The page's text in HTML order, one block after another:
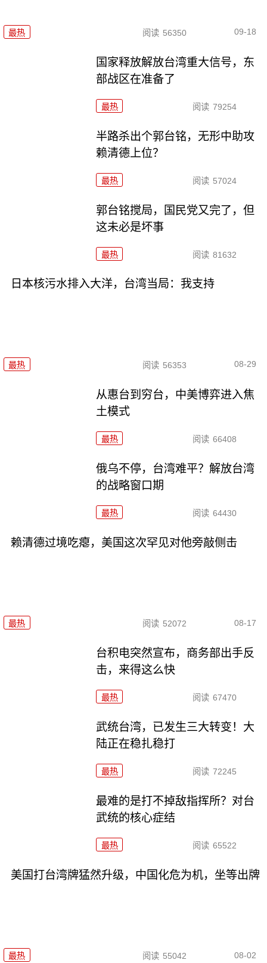
最热 阅读 56350 09-18
国家释放解放台湾重大信号，东
部战区在准备了
最热 阅读 79254
半路杀出个郭台铭，无形中助攻
赖清德上位？
最热 阅读 57024
郭台铭搅局，国民党又完了，但
这未必是坏事
最热 阅读 81632
日本核污水排入大洋，台湾当局：我支持
最热 阅读 56353 08-29
从惠台到穷台，中美博弈进入焦
土模式
最热 阅读 66408
俄乌不停，台湾难平？解放台湾
的战略窗口期
最热 阅读 64430
赖清德过境吃瘪，美国这次罕见对他旁敲侧击
最热 阅读 52072 08-17
台积电突然宣布，商务部出手反
击，来得这么快
最热 阅读 67470
武统台湾，已发生三大转变！大
陆正在稳扎稳打
最热 阅读 72245
最难的是打不掉敌指挥所？对台
武统的核心症结
最热 阅读 65522
美国打台湾牌猛然升级，中国化危为机，坐等出牌
最热 阅读 55042 08-02